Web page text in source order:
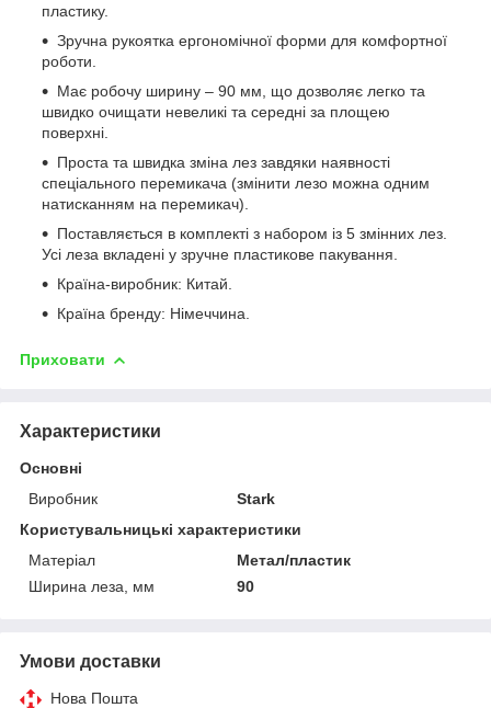
пластику.
Зручна рукоятка ергономічної форми для комфортної
роботи.
Має робочу ширину – 90 мм, що дозволяє легко та
швидко очищати невеликі та середні за площею
поверхні.
Проста та швидка зміна лез завдяки наявності
спеціального перемикача (змінити лезо можна одним
натисканням на перемикач).
Поставляється в комплекті з набором із 5 змінних лез.
Усі леза вкладені у зручне пластикове пакування.
Країна-виробник: Китай.
Країна бренду: Німеччина.
Приховати
Характеристики
Основні
Виробник
Stark
Користувальницькі характеристики
Матеріал
Метал/пластик
Ширина леза, мм
90
Умови доставки
Нова Пошта